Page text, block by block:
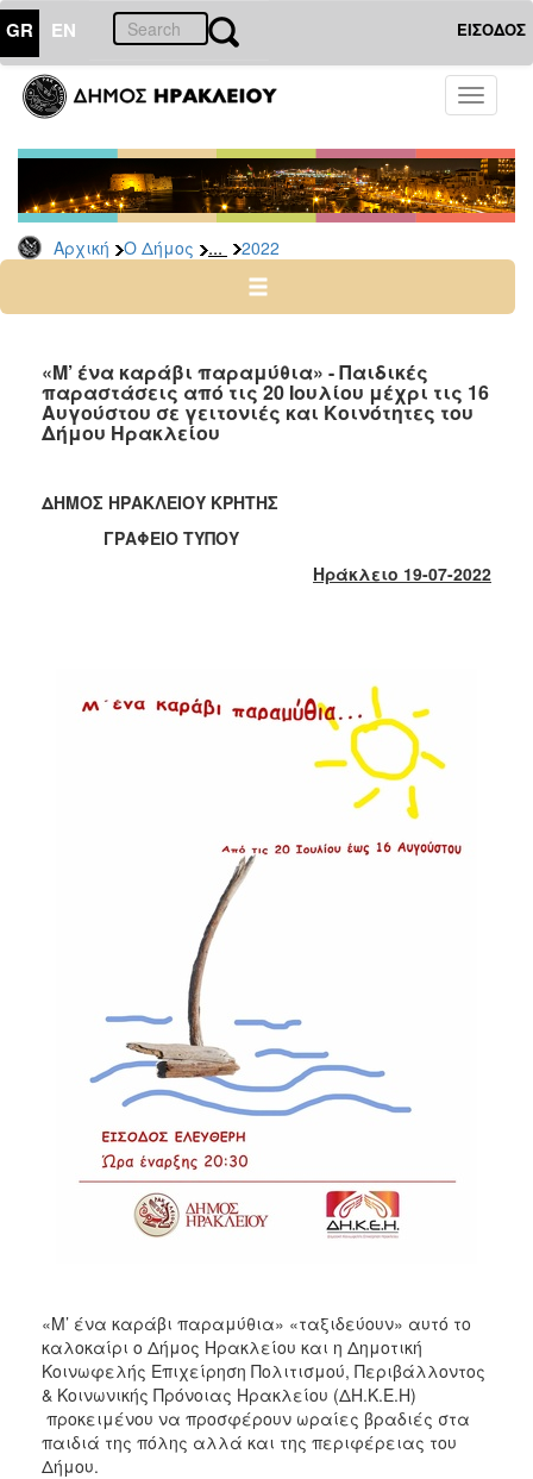
GR EN ΕΙΣΟΔΟΣ
Toggle
Αρχική Ο Δήμος ... 2022
ΔΗΜΟΣ
Δελτία
Τύπου
Αρχείο
2026
2024
2022
2021
2019
2018
2012
ΑΝΘΕΚΤΙΚΗ
«Μ’ ένα καράβι παραμύθια» - Παιδικές
παραστάσεις από τις 20 Ιουλίου μέχρι τις 16
Αυγούστου σε γειτονιές και Κοινότητες του
Δήμου Ηρακλείου
ΔΗΜΟΣ ΗΡΑΚΛΕΙΟΥ ΚΡΗΤΗΣ
ΓΡΑΦΕΙΟ ΤΥΠΟΥ
Ηράκλειο 19-07-2022
«Μ’ ένα καράβι παραμύθια» «ταξιδεύουν» αυτό το
καλοκαίρι ο Δήμος Ηρακλείου και η Δημοτική
Κοινωφελής Επιχείρηση Πολιτισμού, Περιβάλλοντος
& Κοινωνικής Πρόνοιας Ηρακλείου (ΔΗ.Κ.Ε.Η)
προκειμένου να προσφέρουν ωραίες βραδιές στα
παιδιά της πόλης αλλά και της περιφέρειας του
Δήμου.